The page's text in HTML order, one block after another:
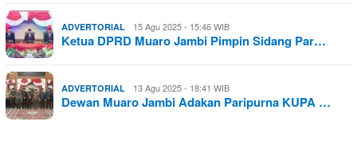
ADVERTORIAL 15 Agu 2025 - 15:46 WIB
Ketua DPRD Muaro Jambi Pimpin Sidang Par…
ADVERTORIAL 13 Agu 2025 - 18:41 WIB
Dewan Muaro Jambi Adakan Paripurna KUPA …